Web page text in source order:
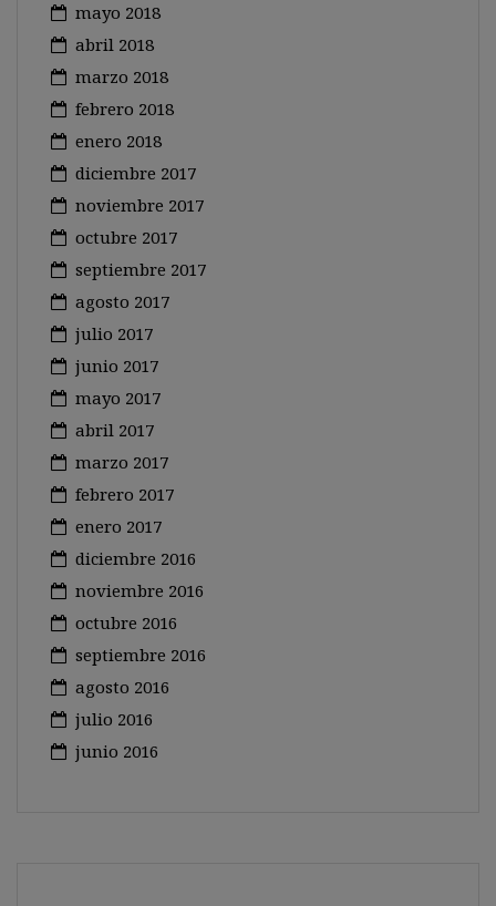
mayo 2018
abril 2018
marzo 2018
febrero 2018
enero 2018
diciembre 2017
noviembre 2017
octubre 2017
septiembre 2017
agosto 2017
julio 2017
junio 2017
mayo 2017
abril 2017
marzo 2017
febrero 2017
enero 2017
diciembre 2016
noviembre 2016
octubre 2016
septiembre 2016
agosto 2016
julio 2016
junio 2016